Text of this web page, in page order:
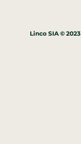
Linco SIA © 2023